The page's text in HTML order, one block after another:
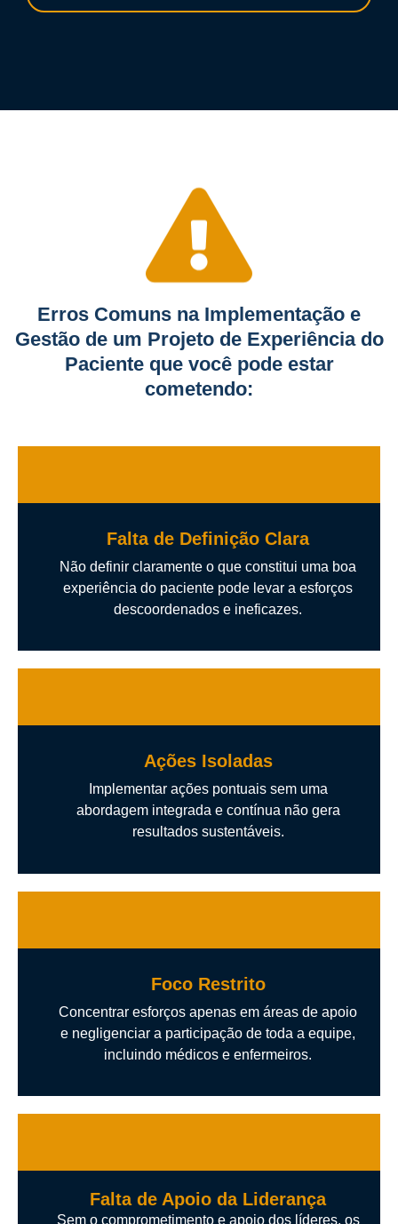
Erros Comuns na Implementação e
Gestão de um Projeto de Experiência do
Paciente que você pode estar
cometendo:
Falta de Definição Clara
Não definir claramente o que constitui uma boa
experiência do paciente pode levar a esforços
descoordenados e ineficazes.
Ações Isoladas
Implementar ações pontuais sem uma
abordagem integrada e contínua não gera
resultados sustentáveis.
Foco Restrito
Concentrar esforços apenas em áreas de apoio
e negligenciar a participação de toda a equipe,
incluindo médicos e enfermeiros.
Falta de Apoio da Liderança
Sem o comprometimento e apoio dos líderes, os